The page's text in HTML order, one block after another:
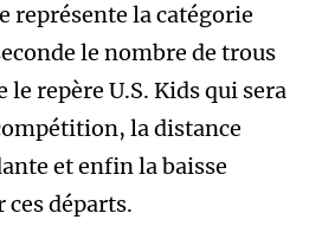
représente la catégorie
le nombre de trous
repère U.S. Kids qui sera
la distance
et enfin la baisse
ces départs.